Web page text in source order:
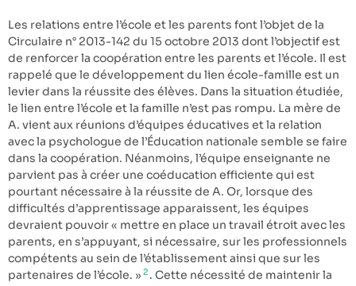
Les relations entre l’école et les parents font l’objet de la
Circulaire n° 2013-142 du 15 octobre 2013 dont l’objectif est
de renforcer la coopération entre les parents et l’école. Il est
rappelé que le développement du lien école-famille est un
levier dans la réussite des élèves. Dans la situation étudiée,
le lien entre l’école et la famille n’est pas rompu. La mère de
A. vient aux réunions d’équipes éducatives et la relation
avec la psychologue de l’Éducation nationale semble se faire
dans la coopération. Néanmoins, l’équipe enseignante ne
parvient pas à créer une coéducation efficiente qui est
pourtant nécessaire à la réussite de A. Or, lorsque des
difficultés d’apprentissage apparaissent, les équipes
devraient pouvoir « mettre en place un travail étroit avec les
parents, en s’appuyant, si nécessaire, sur les professionnels
compétents au sein de l’établissement ainsi que sur les
partenaires de l’école. » 2 . Cette nécessité de maintenir la